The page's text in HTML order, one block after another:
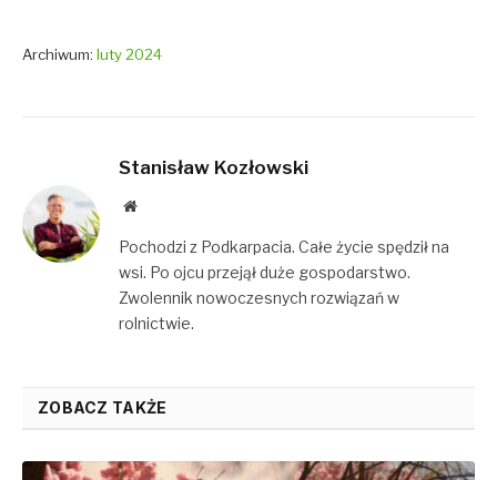
Archiwum: luty 2024
Stanisław Kozłowski
Website
Pochodzi z Podkarpacia. Całe życie spędził na
wsi. Po ojcu przejął duże gospodarstwo.
Zwolennik nowoczesnych rozwiązań w
rolnictwie.
ZOBACZ TAKŻE